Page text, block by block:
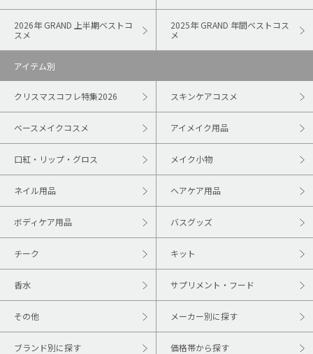
2026年 GRAND 上半期ベストコ
スメ
2025年 GRAND 年間ベストコス
メ
アイテム別
クリスマスコフレ特集2026 スキンケアコスメ
ベースメイクコスメ アイメイク用品
口紅・リップ・グロス メイク小物
ネイル用品 ヘアケア用品
ボディケア用品 バスグッズ
チーク キット
香水 サプリメント・フード
その他 メーカー別に探す
ブランド別に探す 価格帯から探す